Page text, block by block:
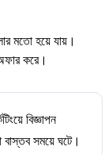
মতো হয়ে যায়।
করে।
বিজ্ঞাপন
বাস্তব সময়ে ঘটে।